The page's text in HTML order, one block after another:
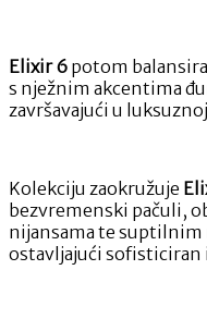
Elixir 6 potom
s nježnim akcentima
završavajući u
Kolekciju zaokružuje
bezvremenski pačuli,
nijansama te
ostavljajući sofisticiran